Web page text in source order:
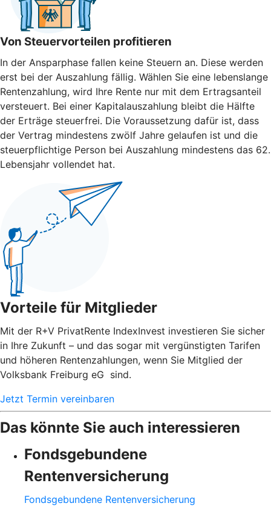
Von Steuervorteilen profitieren
In der Ansparphase fallen keine Steuern an. Diese werden
erst bei der Auszahlung fällig. Wählen Sie eine lebenslange
Rentenzahlung, wird Ihre Rente nur mit dem Ertragsanteil
versteuert. Bei einer Kapitalauszahlung bleibt die Hälfte
der Erträge steuerfrei. Die Voraussetzung dafür ist, dass
der Vertrag mindestens zwölf Jahre gelaufen ist und die
steuerpflichtige Person bei Auszahlung mindestens das 62.
Lebensjahr vollendet hat.
Vorteile für Mitglieder
Mit der R+V PrivatRente IndexInvest investieren Sie sicher
in Ihre Zukunft – und das sogar mit vergünstigten Tarifen
und höheren Rentenzahlungen, wenn Sie Mitglied der
Volksbank Freiburg eG sind.
Jetzt Termin vereinbaren
Das könnte Sie auch interessieren
Fondsgebundene
Rentenversicherung
Fondsgebundene Rentenversicherung